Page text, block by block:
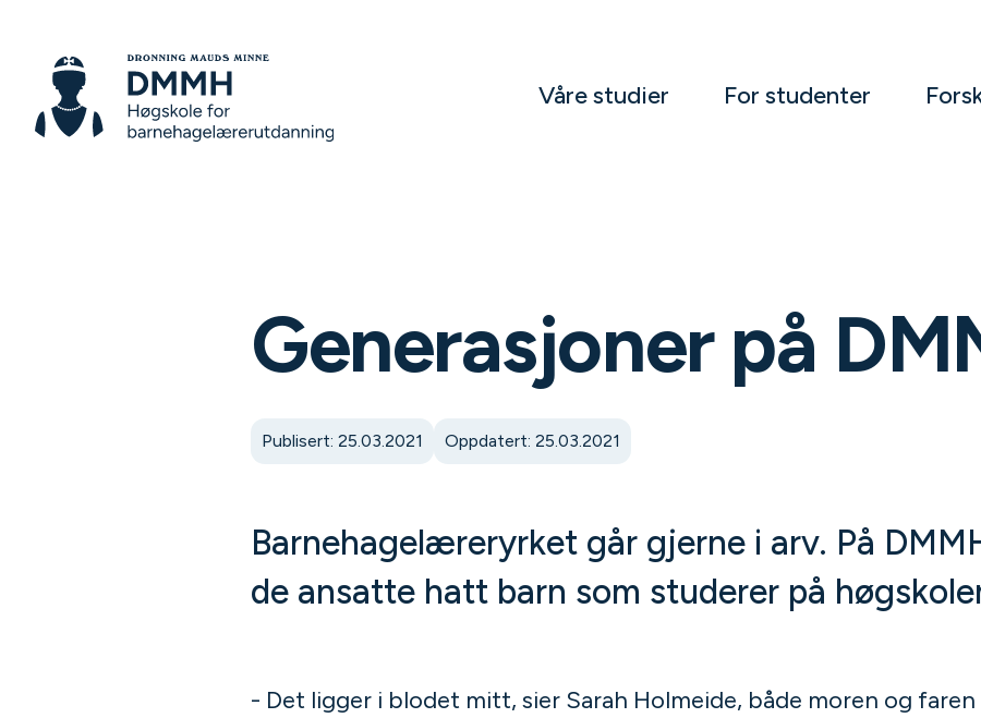
Våre studier For studenter
Generasjoner på
Publisert: 25.03.2021 Oppdatert: 25.03.2021
Barnehagelæreryrket går gjerne i arv. På
de ansatte hatt barn som studerer på
- Det ligger i blodet mitt, sier Sarah Holmeide, både moren og